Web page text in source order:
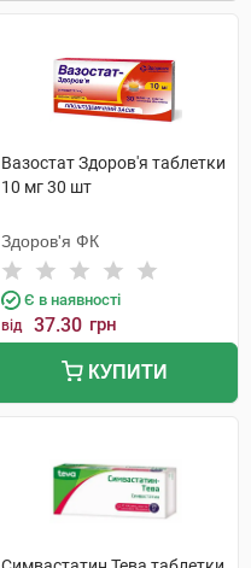
Вазостат Здоров'я таблетки
10 мг 30 шт
Здоров'я ФК
Є в наявності
від 37.30 грн
КУПИТИ